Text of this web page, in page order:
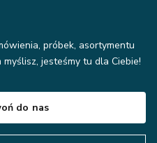
próbek, asortymentu
jesteśmy tu dla Ciebie!
do nas